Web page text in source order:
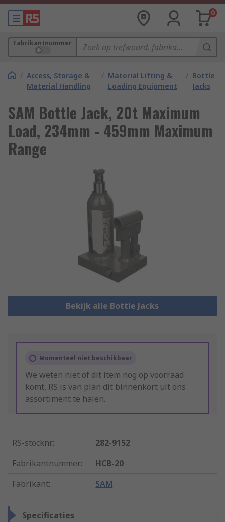
0
Fabrikantnummer
/ Access, Storage &
Material Handling
/ Material Lifting &
Loading Equipment
/ Bottle
Jacks
SAM Bottle Jack, 20t Maximum
Load, 234mm - 459mm Maximum
Range
Bekijk alle Bottle Jacks
Momenteel niet beschikbaar
We weten niet of dit item nog op voorraad
komt, RS is van plan dit binnenkort uit ons
assortiment te halen.
RS-stocknr.:
282-9152
Fabrikantnummer:
HCB-20
Fabrikant: SAM
Specificaties